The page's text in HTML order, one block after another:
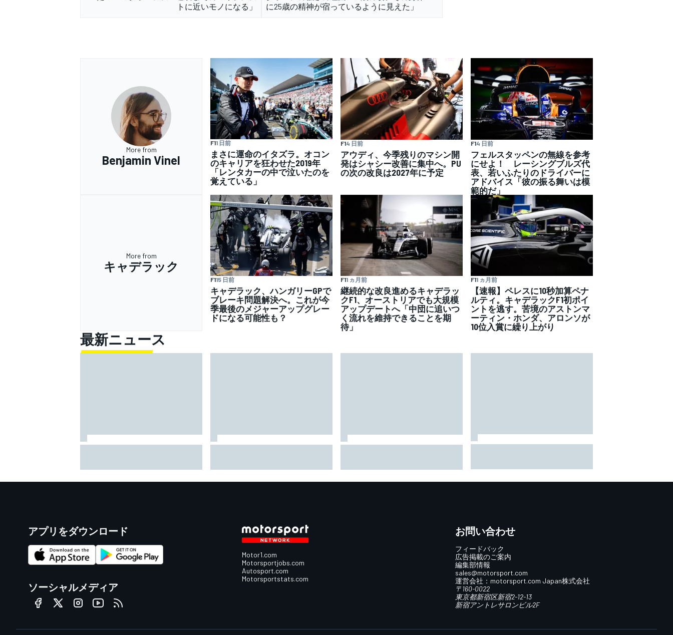
トに近いモノになる」
に25歳の精神が宿っているように見えた」
More from
Benjamin Vinel
F11 日前
まさに運命のイタズラ。オコン
のキャリアを狂わせた2019年
「レンタカーの中で泣いたのを
覚えている」
F14 日前
アウディ、今季残りのマシン開
発はシャシー改善に集中へ。PU
の次の改良は2027年に予定
F14 日前
フェルスタッペンの無線を参考
にせよ！ レーシングブルズ代
表、若いふたりのドライバーに
アドバイス「彼の振る舞いは模
範的だ」
More from
キャデラック
F115 日前
キャデラック、ハンガリーGPで
ブレーキ問題解決へ。これが今
季最後のメジャーアップグレー
ドになる可能性も？
F11 ヵ月前
継続的な改良進めるキャデラッ
クF1、オーストリアでも大規模
アップデートへ「中団に追いつ
く流れを維持できることを期
待」
F11 ヵ月前
【速報】ペレスに10秒加算ペナ
ルティ。キャデラックF1初ポイ
ントを逃す。苦境のアストンマ
ーティン・ホンダ、アロンソが
10位入賞に繰り上がり
最新ニュース
椋藍5番手｜MotoGPイギリスGP
とも2028年まで継続へ
藍は7番手｜MotoGPイギリスFP1
星野一樹監督「オサリバンのス
を証明できた」
アプリをダウンロード
ソーシャルメディア
Motor1.com
Motorsportjobs.com
Autosport.com
Motorsportstats.com
お問い合わせ
フィードバック
広告掲載のご案内
編集部情報
sales@motorsport.com
運営会社： motorsport.com Japan株式会社
〒160-0022
東京都新宿区新宿2-12-13
新宿アントレサロンビル2F